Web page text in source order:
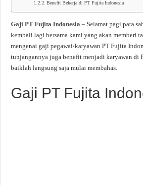
Benefit Bekerja di PT Fujita Indonesia
Gaji PT Fujita Indonesia – Selamat pagi para
kembali lagi bersama kami yang akan memberi
mengenai gaji pegawai/karyawan PT Fujita
tunjangannya juga benefit menjadi karyawan di
baiklah langsung saja mulai membahas.
Gaji PT Fujita